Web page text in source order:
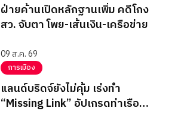
ฝ่ายค้านเปิดหลักฐานเพิ่ม คดีโกง
สว. จับตา โพย-เส้นเงิน-เครือข่าย
09 ส.ค. 69
การเมือง
แลนด์บริดจ์ยังไม่คุ้ม เร่งทำ
“Missing Link” อัปเกรดท่าเรือ